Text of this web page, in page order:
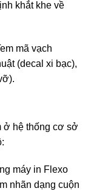
khắt khe về
mã vạch
(decal xi bạc),
ở hệ thống cơ sở
máy in Flexo
nhãn dạng cuộn